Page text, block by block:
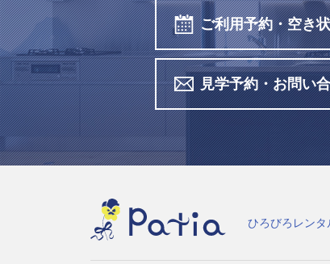
ご利用予約・空き
見学予約・お問い
ひろびろレンタ